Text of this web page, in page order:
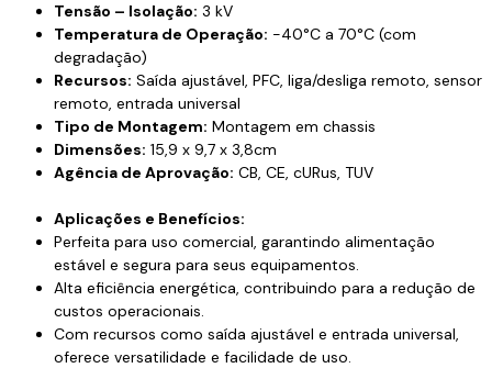
Tensão – Isolação: 3 kV
Temperatura de Operação: -40°C a 70°C (com
degradação)
Recursos: Saída ajustável, PFC, liga/desliga remoto, sensor
remoto, entrada universal
Tipo de Montagem: Montagem em chassis
Dimensões: 15,9 x 9,7 x 3,8cm
Agência de Aprovação: CB, CE, cURus, TUV
Aplicações e Benefícios:
Perfeita para uso comercial, garantindo alimentação
estável e segura para seus equipamentos.
Alta eficiência energética, contribuindo para a redução de
custos operacionais.
Com recursos como saída ajustável e entrada universal,
oferece versatilidade e facilidade de uso.